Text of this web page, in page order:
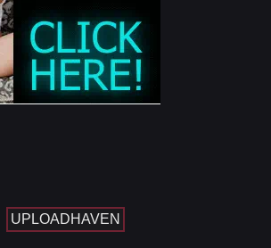
UPLOADHAVEN